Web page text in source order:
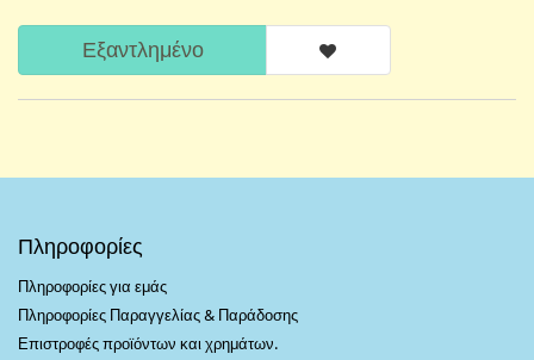
Εξαντλημένο
Πληροφορίες
Πληροφορίες για εμάς
Πληροφορίες Παραγγελίας & Παράδοσης
Επιστροφές προϊόντων και χρημάτων.